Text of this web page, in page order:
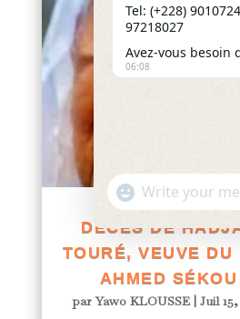
DÉCÈS DE
TOURÉ, VEUVE DU
AHMED
parYawo KLOUSSE |Juil
Tel: (+228)
97218027
Avez-vous besoin
06:08
WhatsApp